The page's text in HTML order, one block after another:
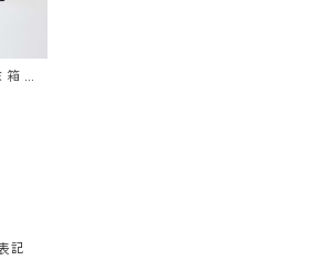
山
掛け
ック
記